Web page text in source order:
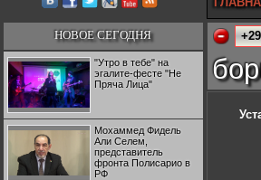
НОВОЕ СЕГОДНЯ
"Утро в тебе" на
эгалите-фесте "Не
Пряча Лица"
Мохаммед Фидель
Али Селем,
представитель
фронта Полисарио в
РФ
+29